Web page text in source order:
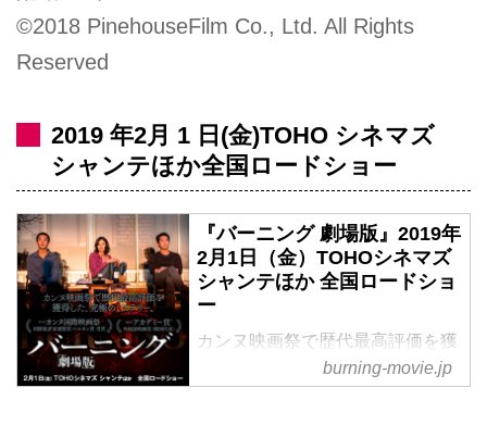
©2018 PinehouseFilm Co., Ltd. All Rights
Reserved
2019 年2月 1 日(金)TOHO シネマズ
シャンテほか全国ロードショー
『バーニング 劇場版』2019年
2月1日（金）TOHOシネマズ
シャンテほか 全国ロードショ
ー
カンヌ映画祭で歴代最高評価を獲
得した、究極のミステリー。彼女
burning-movie.jp